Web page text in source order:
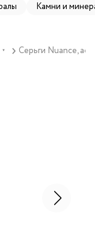
Камни и
▼ Серьги Nuance,